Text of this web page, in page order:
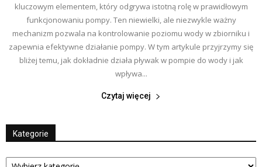
kluczowym elementem, który odgrywa istotną rolę w prawidłowym
funkcjonowaniu pompy. Ten niewielki, ale niezwykle ważny
mechanizm pozwala na kontrolowanie poziomu wody w zbiorniku i
zapewnia efektywne działanie pompy. W tym artykule przyjrzymy się
bliżej temu, jak dokładnie działa pływak w pompie do wody i jak
wpływa...
Czytaj więcej
Kategorie
Kategorie